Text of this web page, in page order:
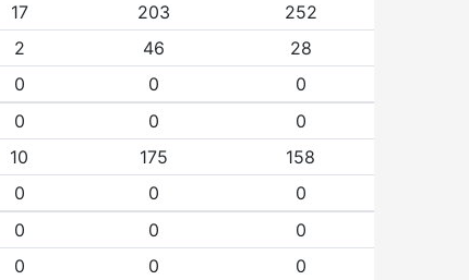
17 203
252
2 46
28
0 0 0
0 0
0
10 175
158
0 0 0
0 0
0
0 0
0